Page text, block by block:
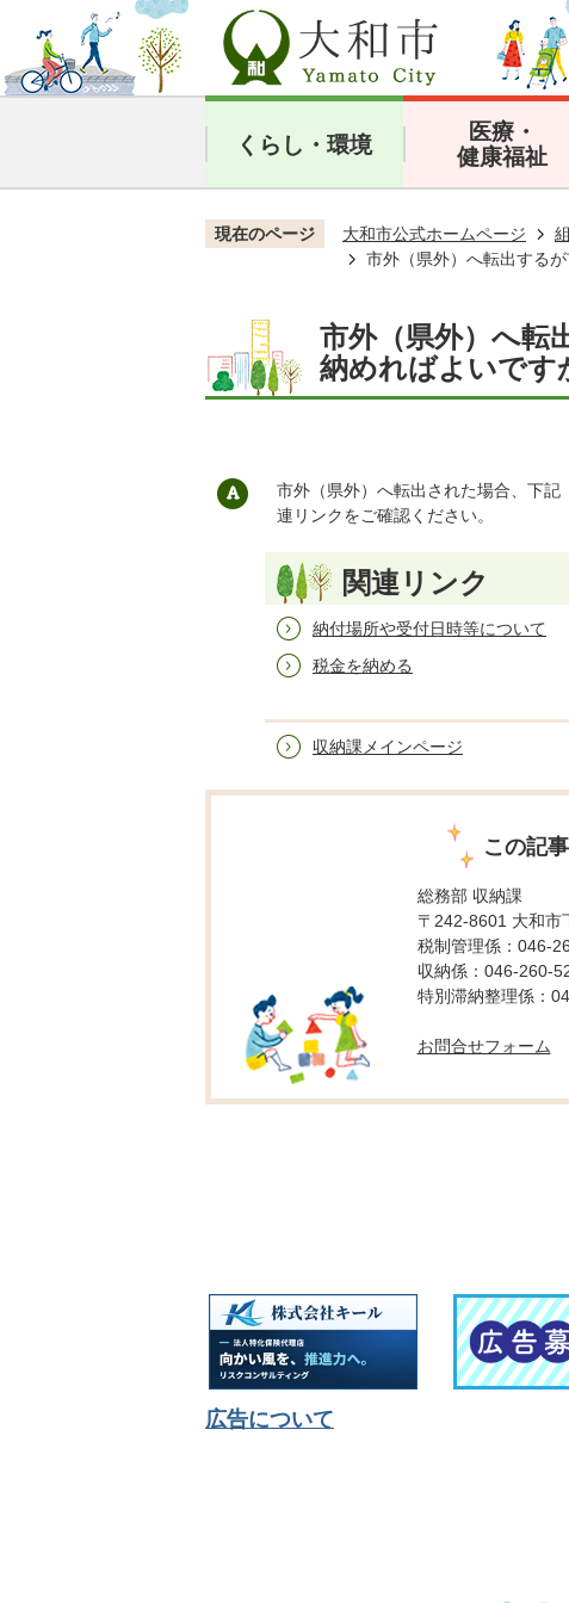
くらし・環境
医療・
健康福祉
現在のページ 大和市公式ホームページ
市外（県外）へ転出する
市外（県外）へ転
納めればよいです
市外（県外）へ転出された場合、下
連リンクをご確認ください。
関連リンク
納付場所や受付日時等について
税金を納める
収納課メインページ
この記
総務部 収納課
〒242-8601 大和市
税制管理係：046-
収納係：046-260-
特別滞納整理係：
お問合せフォーム
広告について